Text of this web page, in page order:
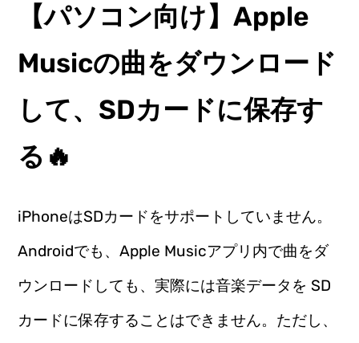
【パソコン向け】Apple
Musicの曲をダウンロード
して、SDカードに保存す
る🔥
iPhoneはSDカードをサポートしていません。
Androidでも、Apple Musicアプリ内で曲をダ
ウンロードしても、実際には音楽データを SD
カードに保存することはできません。ただし、